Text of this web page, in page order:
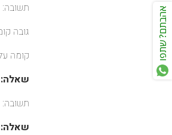
תשובה:
גובה
קומה עליונה-
שאלה:
תשובה:
שאלה:
אהבתם? שתפו